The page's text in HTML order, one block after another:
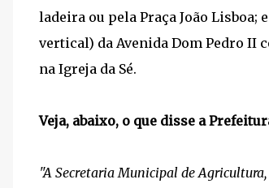
ladeira ou pela Praça João Lisboa;
vertical) da Avenida Dom Pedro II
na Igreja da Sé.
Veja, abaixo, o que disse a
"A Secretaria Municipal de